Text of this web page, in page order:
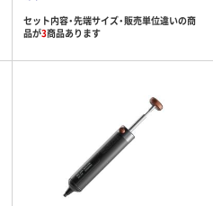
セット内容・先端サイズ・販売単位違いの商
品が3商品あります